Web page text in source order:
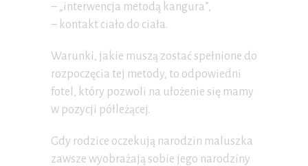
– „interwencja metodą kangura”,
– kontakt ciało do ciała.
Warunki, jakie muszą zostać spełnione do
rozpoczęcia tej metody, to odpowiedni
fotel, który pozwoli na ułożenie się mamy
w pozycji półleżącej.
Gdy rodzice oczekują narodzin maluszka
zawsze wyobrażają sobie jego narodziny